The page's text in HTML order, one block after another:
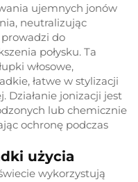
ujemnych jonów
neutralizując
prowadzi do
połysku. Ta
włosowe,
łatwe w stylizacji
Działanie jonizacji jest
lub chemicznie
ochronę podczas
użycia
wykorzystują